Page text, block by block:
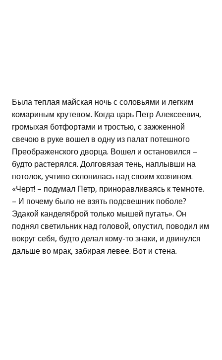
Была теплая майская ночь с соловьями и легким
комариным крутевом. Когда царь Петр Алексеевич,
громыхая ботфортами и тростью, с зажженной
свечою в руке вошел в одну из палат потешного
Преображенского дворца. Вошел и остановился –
будто растерялся. Долговязая тень, наплывши на
потолок, учтиво склонилась над своим хозяином.
«Черт! – подумал Петр, приноравливаясь к темноте.
– И почему было не взять подсвешник поболе?
Эдакой канделяброй только мышей пугать». Он
поднял светильник над головой, опустил, поводил им
вокруг себя, будто делал кому-то знаки, и двинулся
дальше во мрак, забирая левее. Вот и стена.